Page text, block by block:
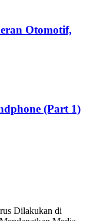
Otomotif,
(Part 1)
Dilakukan di